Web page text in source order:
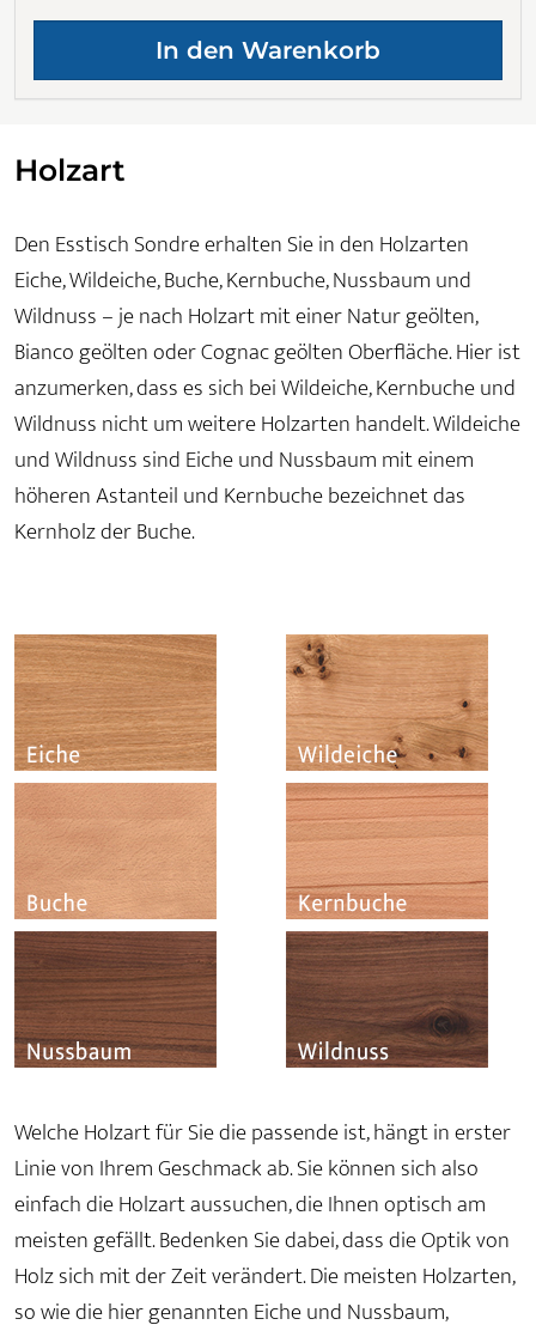
Holzart
Den Esstisch Sondre erhalten Sie in den Holzarten
Eiche, Wildeiche, Buche, Kernbuche, Nussbaum und
Wildnuss – je nach Holzart mit einer Natur geölten,
Bianco geölten oder Cognac geölten Oberfläche. Hier ist
anzumerken, dass es sich bei Wildeiche, Kernbuche und
Wildnuss nicht um weitere Holzarten handelt. Wildeiche
und Wildnuss sind Eiche und Nussbaum mit einem
höheren Astanteil und Kernbuche bezeichnet das
Kernholz der Buche.
Welche Holzart für Sie die passende ist, hängt in erster
Linie von Ihrem Geschmack ab. Sie können sich also
einfach die Holzart aussuchen, die Ihnen optisch am
meisten gefällt. Bedenken Sie dabei, dass die Optik von
Holz sich mit der Zeit verändert. Die meisten Holzarten,
so wie die hier genannten Eiche und Nussbaum,